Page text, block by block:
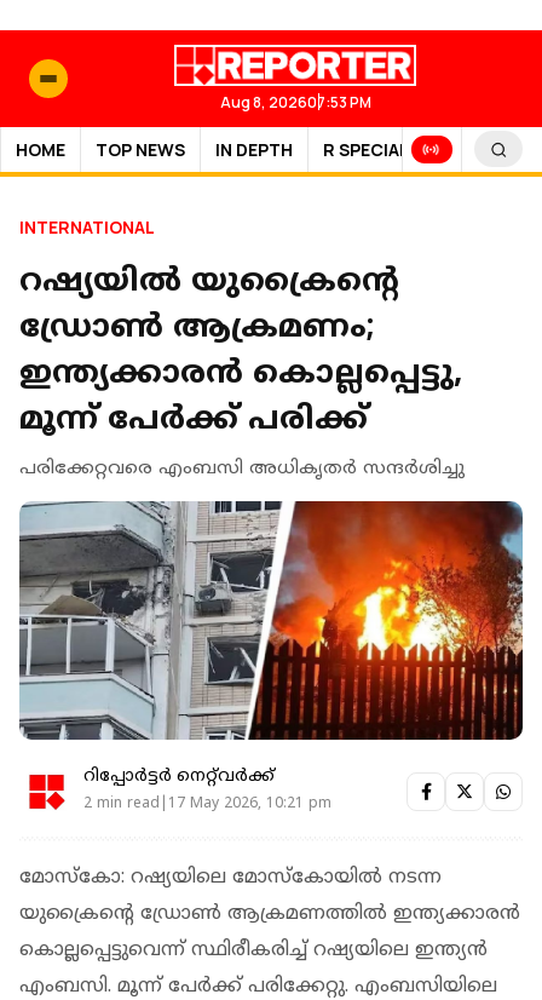
Aug 8, 202607:53 PM
HOME TOP NEWS IN DEPTH R SPECIAL SPORTS
INTERNATIONAL
റഷ്യയില്‍ യുക്രൈൻ്റെ
ഡ്രോണ്‍ ആക്രമണം;
ഇന്ത്യക്കാരന്‍ കൊല്ലപ്പെട്ടു,
മൂന്ന് പേര്‍ക്ക് പരിക്ക്
പരിക്കേറ്റവരെ എംബസി അധികൃതർ സന്ദർശിച്ചു
റിപ്പോർട്ടർ നെറ്റ്‌വര്‍ക്ക്‌
2 min read|17 May 2026, 10:21 pm
മോസ്‌കോ: റഷ്യയിലെ മോസ്‌കോയില്‍ നടന്ന
യുക്രൈൻ്റെ ഡ്രോണ്‍ ആക്രമണത്തില്‍ ഇന്ത്യക്കാരന്‍
കൊല്ലപ്പെട്ടുവെന്ന് സ്ഥിരീകരിച്ച് റഷ്യയിലെ ഇന്ത്യന്‍
എംബസി. മൂന്ന് പേര്‍ക്ക് പരിക്കേറ്റു. എംബസിയിലെ